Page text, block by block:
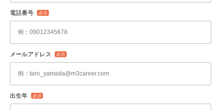
電話番号
メールアドレス
出生年